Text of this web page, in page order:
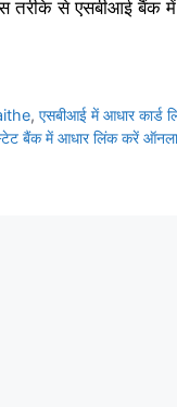
तरीके से एसबीआई बैंक
,एसबीआई में आधार कार्ड
बैंक में आधार लिंक करें